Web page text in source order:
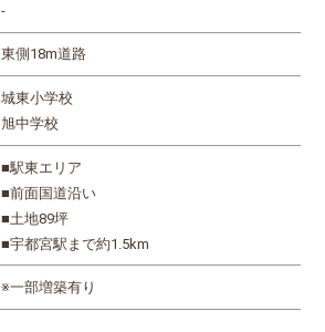
-
東側18m道路
城東小学校
旭中学校
■駅東エリア
■前面国道沿い
■土地89坪
■宇都宮駅まで約1.5km
※一部増築有り